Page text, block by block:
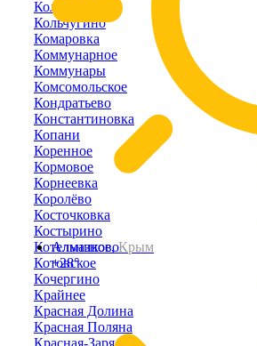
Алмазное,Крым
+28°
Кольцово
Кольчугино
Комаровка
Коммунарное
Коммунары
Комсомольское
Кондратьево
Константиновка
Копани
Коренное
Кормовое
Корнеевка
Королёво
Косточковка
Костырино
Котельниково
Котовское
Кочергино
Крайнее
Красная Долина
Красная Поляна
Красная-Заря